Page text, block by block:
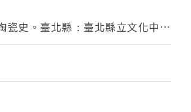
」與「MADE IN OCCUPIED JA
被盟軍占領時的對外貿易輸出品
瓷史。臺北縣：臺北縣立文化中心
用陶瓷。臺北縣：鶯歌陶瓷博物
中國吉祥圖案。臺北：眾文圖書